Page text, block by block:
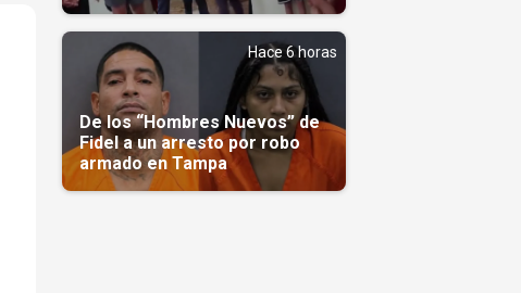
reservado semanas
antes(Video)
Hace 6 horas
De los “Hombres Nuevos” de
Fidel a un arresto por robo
armado en Tampa